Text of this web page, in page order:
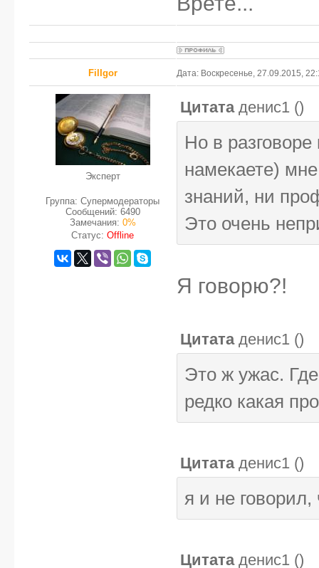
FilIgor Дата: Воскресенье, 27.09.2015,
Эксперт
Группа: Супермодераторы
Сообщений: 6490
Замечания: 0%
Статус: Offline
Цитата денис1 ()
Но в
намекаете)
знаний, ни
Это очень
Я говорю?!
Цитата денис1 ()
Это ж ужас.
редко какая
Цитата денис1 ()
я и не говорил,
Цитата денис1 ()